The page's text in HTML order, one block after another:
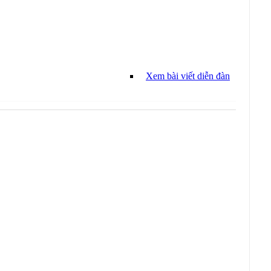
Xem bài viết diễn đàn